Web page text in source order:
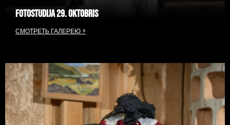
FOTOSTUDIJA 29. OKTOBRIS
СМОТРЕТЬ ГАЛЕРЕЮ >